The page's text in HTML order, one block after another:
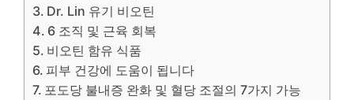
Dr. Lin 유기 비오틴
6 조직 및 근육 회복
비오틴 함유 식품
피부 건강에 도움이 됩니다
포도당 불내증 완화 및 혈당 조절의 7가지 가능